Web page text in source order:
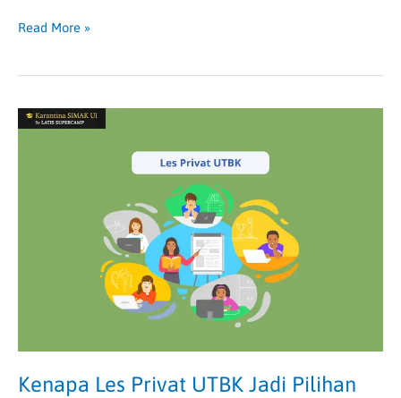
Read More »
Kenapa Les Privat UTBK Jadi Pilihan
Kenapa